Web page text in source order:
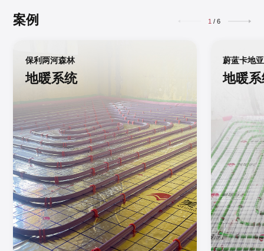
案例 1 /6
保利两河森林
地暖系统
蔚蓝卡地
地暖